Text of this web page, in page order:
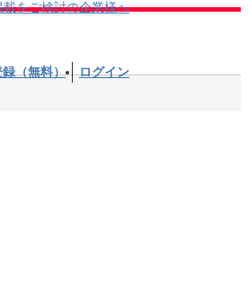
載をご検討の企業様へ
（無料） ログイン